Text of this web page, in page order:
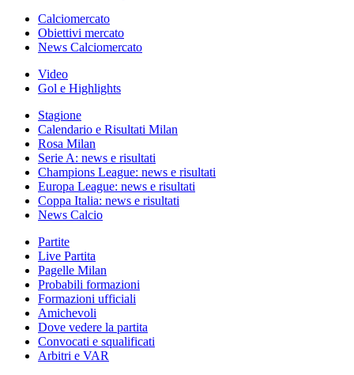
Calciomercato
Obiettivi mercato
News Calciomercato
Video
Gol e Highlights
Stagione
Calendario e Risultati Milan
Rosa Milan
Serie A: news e risultati
Champions League: news e risultati
Europa League: news e risultati
Coppa Italia: news e risultati
News Calcio
Partite
Live Partita
Pagelle Milan
Probabili formazioni
Formazioni ufficiali
Amichevoli
Dove vedere la partita
Convocati e squalificati
Arbitri e VAR